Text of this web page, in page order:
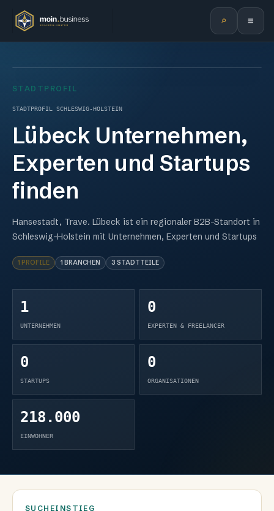
⌕ ≡
STADTPROFIL
STADTPROFIL SCHLESWIG-HOLSTEIN
Lübeck Unternehmen,
Experten und Startups
finden
Hansestadt, Trave. Lübeck ist ein regionaler B2B-Standort in
Schleswig-Holstein mit Unternehmen, Experten und Startups
1 PROFILE 1 BRANCHEN 3 STADTTEILE
1
UNTERNEHMEN
0
EXPERTEN & FREELANCER
0
STARTUPS
0
ORGANISATIONEN
218.000
EINWOHNER
SUCHEINSTIEG